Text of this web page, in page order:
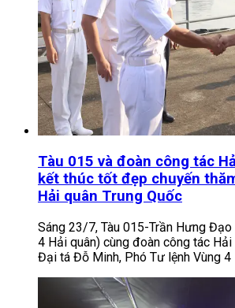
Tàu 015 và đoàn công tác
kết thúc tốt đẹp chuyến
Hải quân Trung Quốc
Sáng 23/7, Tàu 015-Trần Hưng
4 Hải quân) cùng đoàn công tác
Đại tá Đỗ Minh, Phó Tư lệnh Vùng 4